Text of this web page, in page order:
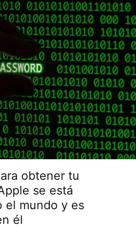
obtener tu
se está
el mundo y es
él